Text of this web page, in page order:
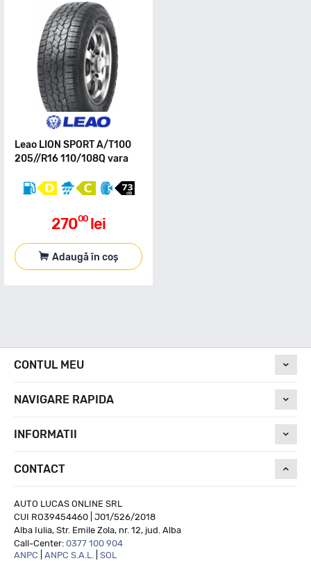
Leao LION SPORT A/T100
205//R16 110/108Q vara
27000 lei
Adaugă în coș
CONTUL MEU
NAVIGARE RAPIDA
INFORMATII
CONTACT
AUTO LUCAS ONLINE SRL
CUI RO39454460 | J01/526/2018
Alba Iulia, Str. Emile Zola, nr. 12, jud. Alba
Call-Center: 0377 100 904
ANPC
ANPC S.A.L. SOL